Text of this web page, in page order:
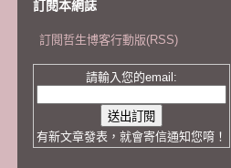
訂閱本網誌
訂閱哲生博客行動版(RSS)
請輸入您的email:
有新文章發表，就會寄信通知您唷！